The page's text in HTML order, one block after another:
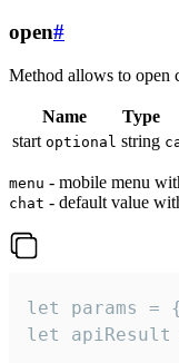
open#
Method allows to open
Name Type
start optional string
menu - mobile menu
chat - default value
let params
let apiResult